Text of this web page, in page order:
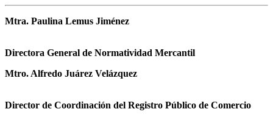
Mtra. Paulina Lemus Jiménez
Directora General de Normatividad Mercantil
Mtro. Alfredo Juárez Velázquez
Director de Coordinación del Registro Público de Comercio